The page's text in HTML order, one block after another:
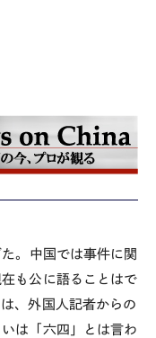
。中国では事件に関
も公に語ることはで
、外国人記者からの
は「六四」とは言わ